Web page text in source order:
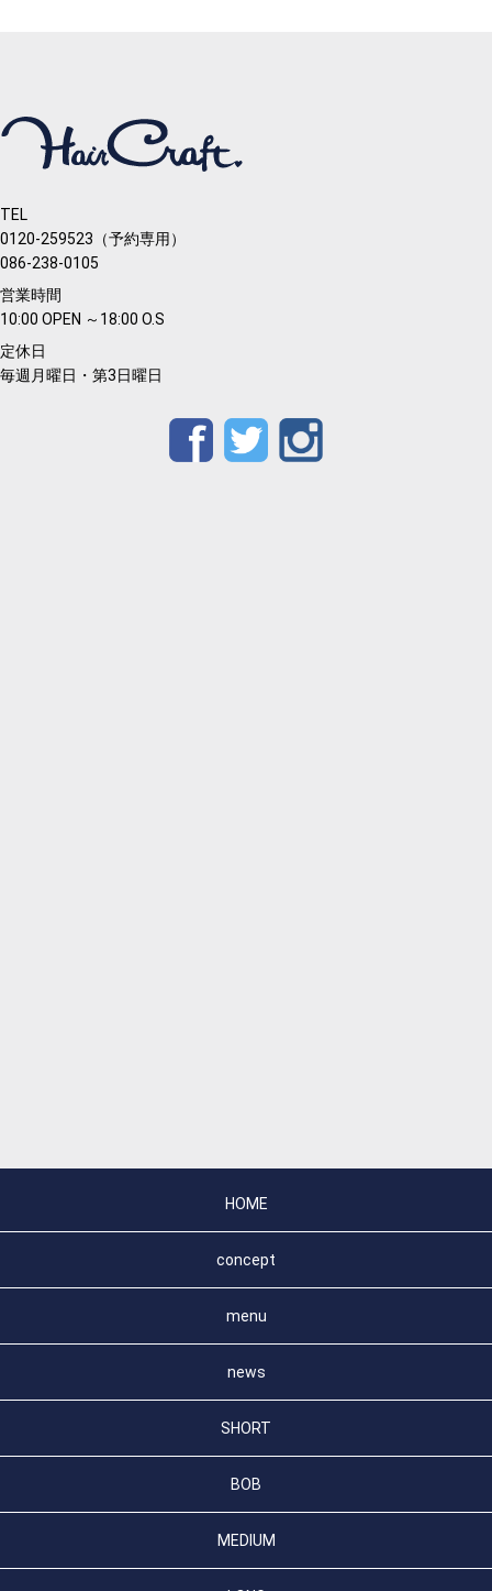
TEL
0120-259523（予約専用）
086-238-0105
営業時間
10:00 OPEN ～18:00 O.S
定休日
毎週月曜日・第3日曜日
FacebookTwitter
HOME
concept
menu
news
SHORT
BOB
MEDIUM